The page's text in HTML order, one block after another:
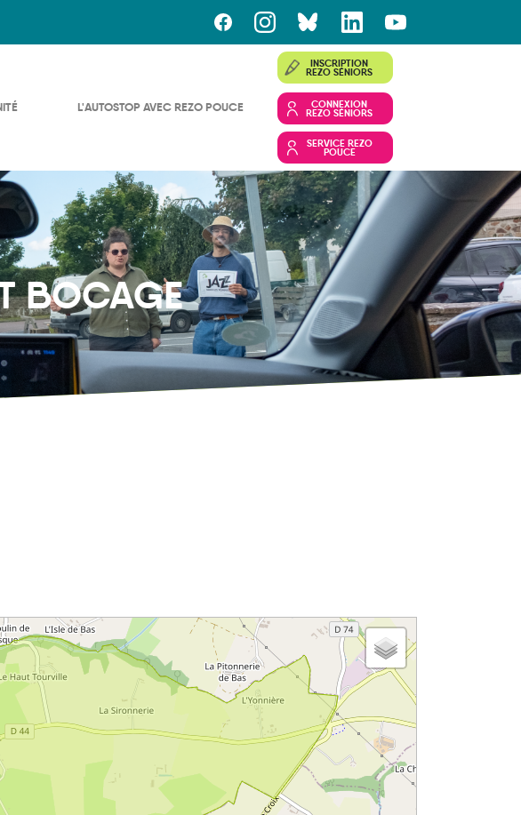
L'AUTOSTOP AVEC REZO POUCE
INSCRIPTION
REZO SÉNIORS
CONNEXION
REZO SÉNIORS
SERVICE REZO
POUCE
BOCAGE